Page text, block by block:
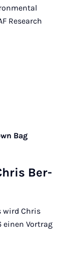
Research
Bag
Ber­
wird Chris
einen Vortrag